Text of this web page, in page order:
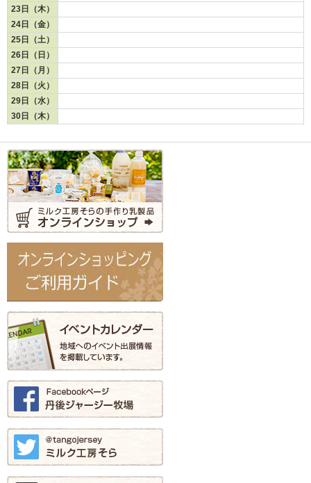
23日（木）
24日（金）
25日（土）
26日（日）
27日（月）
28日（火）
29日（水）
30日（木）